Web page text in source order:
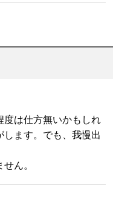
度は仕方無いかもしれ
します。でも、我慢出
ん。